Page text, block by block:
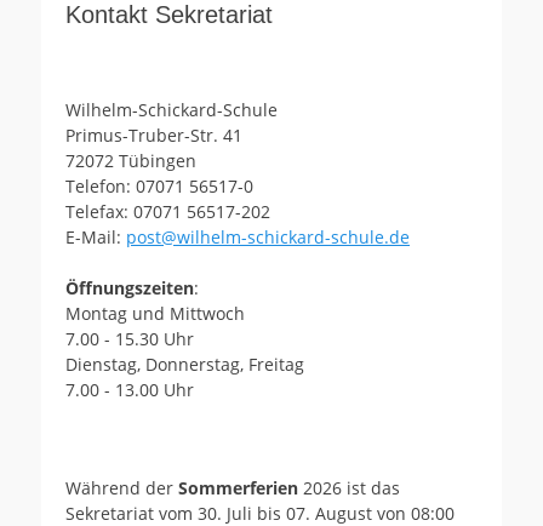
Kontakt Sekretariat
Wilhelm-Schickard-Schule
Primus-Truber-Str. 41
72072 Tübingen
Telefon: 07071 56517-0
Telefax: 07071 56517-202
E-Mail: post@wilhelm-schickard-schule.de
Öffnungszeiten:
Montag und Mittwoch
7.00 - 15.30 Uhr
Dienstag, Donnerstag, Freitag
7.00 - 13.00 Uhr
Während der Sommerferien 2026 ist das
Sekretariat vom 30. Juli bis 07. August von 08:00